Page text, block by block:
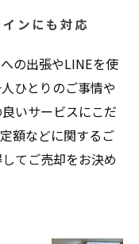
ンにも対応
の出張やLINEを使
ひとりのご事情や
いサービスにこだ
額などに関するご
てご売却をお決め